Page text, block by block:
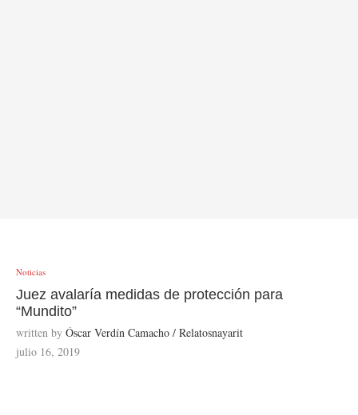
Noticias
Juez avalaría medidas de protección para
“Mundito”
written by Óscar Verdín Camacho / Relatosnayarit
julio 16, 2019